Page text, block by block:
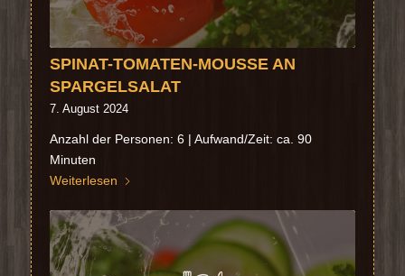
SPINAT-TOMATEN-MOUSSE AN
SPARGELSALAT
7. August 2024
Anzahl der Personen: 6 | Aufwand/Zeit: ca. 90
Minuten
Weiterlesen